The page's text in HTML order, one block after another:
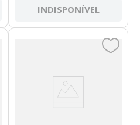
INDISPONÍVEL